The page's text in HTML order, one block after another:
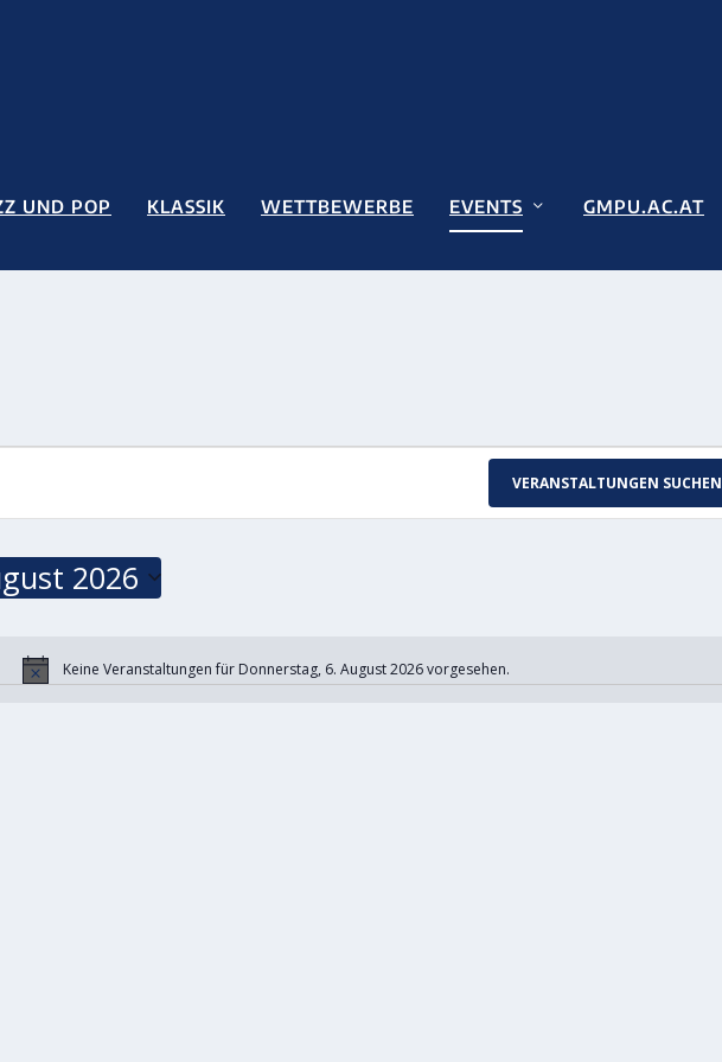
UND POP KLASSIK WETTBEWERBE EVENTS GMPU.AC.AT
Hinweis
Keine Veranstaltungen für Donnerstag, 6. August 2026 vorgesehen.
VERANSTALTUNGEN SUCHEN
2026